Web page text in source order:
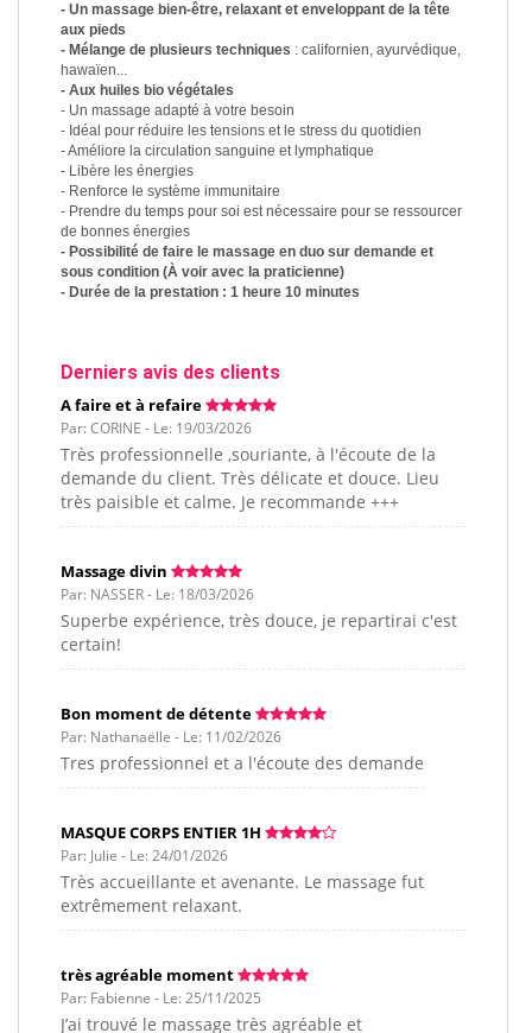
- Un massage bien-être, relaxant et enveloppant de la tête
aux pieds
- Mélange de plusieurs techniques : californien, ayurvédique,
hawaïen...
- Aux huiles bio végétales
- Un massage adapté à votre besoin
- Idéal pour réduire les tensions et le stress du quotidien
- Améliore la circulation sanguine et lymphatique
- Libère les énergies
- Renforce le système immunitaire
- Prendre du temps pour soi est nécessaire pour se ressourcer
de bonnes énergies
- Possibilité de faire le massage en duo sur demande et
sous condition (À voir avec la praticienne)
- Durée de la prestation : 1 heure 10 minutes
Derniers avis des clients
A faire et à refaire
Par: CORINE - Le: 19/03/2026
Très professionnelle ,souriante, à l'écoute de la
demande du client. Très délicate et douce. Lieu
très paisible et calme. Je recommande +++
Massage divin
Par: NASSER - Le: 18/03/2026
Superbe expérience, très douce, je repartirai c'est
certain!
Bon moment de détente
Par: Nathanaëlle - Le: 11/02/2026
Tres professionnel et a l'écoute des demande
MASQUE CORPS ENTIER 1H
Par: Julie - Le: 24/01/2026
Très accueillante et avenante. Le massage fut
extrêmement relaxant.
très agréable moment
Par: Fabienne - Le: 25/11/2025
J’ai trouvé le massage très agréable et